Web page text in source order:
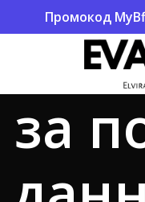
Промокод